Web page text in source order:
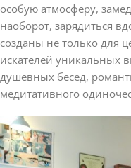
особую атмосферу,
наоборот, зарядиться
созданы не только для
искателей уникальных
душевных бесед,
медитативного